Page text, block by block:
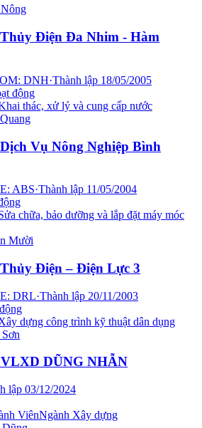
Điện Đa Nhim - Hàm
DNH·Thành lập 18/05/2005
động
thác, xử lý và cung cấp nước
Vụ Nông Nghiệp Bình
ABS·Thành lập 11/05/2004
chữa, bảo dưỡng và lắp đặt máy móc
Mười
Điện – Điện Lực 3
DRL·Thành lập 20/11/2003
dựng công trình kỹ thuật dân dụng
DŨNG NHẪN
lập 03/12/2024
ViênNgành Xây dựng